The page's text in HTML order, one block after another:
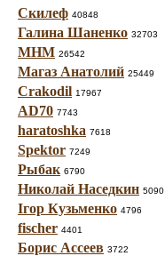
Скилеф 40848
Галина Шаненко 32703
МНМ 26542
Магаз Анатолий 25449
Crakodil 17967
AD70 7743
haratoshka 7618
Spektor 7249
Рыбак 6790
Николай Наседкин 5090
Ігор Кузьменко 4796
fischer 4401
Борис Ассеев 3722